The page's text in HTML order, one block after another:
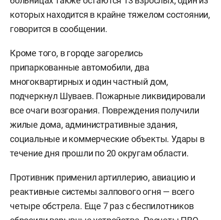
которых находится в крайне тяжелом состоянии,
говорится в сообщении.
Кроме того, в городе загорелись
припаркованные автомобили, два
многоквартирных и один частный дом,
подчеркнул Шуваев. Пожарные ликвидировали
все очаги возгорания. Повреждения получили
жилые дома, административные здания,
социальные и коммерческие объекты. Удары в
течение дня прошли по 20 округам области.
Противник применил артиллерию, авиацию и
реактивные системы залпового огня — всего
четыре обстрела. Еще 7 раз с беспилотников